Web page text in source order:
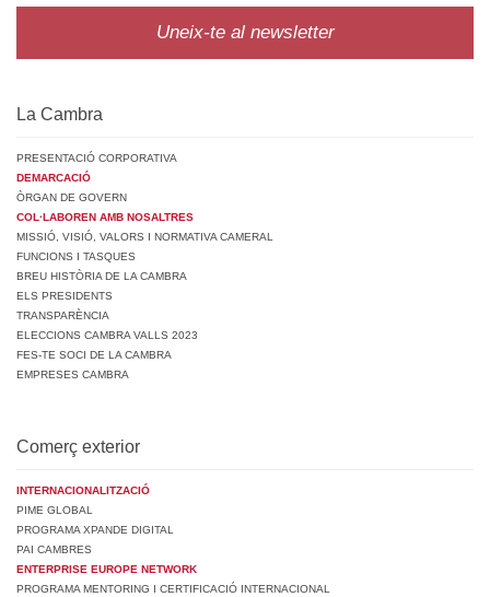
Uneix-te al newsletter
La Cambra
PRESENTACIÓ CORPORATIVA
DEMARCACIÓ
ÒRGAN DE GOVERN
COL·LABOREN AMB NOSALTRES
MISSIÓ, VISIÓ, VALORS I NORMATIVA CAMERAL
FUNCIONS I TASQUES
BREU HISTÒRIA DE LA CAMBRA
ELS PRESIDENTS
TRANSPARÈNCIA
ELECCIONS CAMBRA VALLS 2023
FES-TE SOCI DE LA CAMBRA
EMPRESES CAMBRA
Comerç exterior
INTERNACIONALITZACIÓ
PIME GLOBAL
PROGRAMA XPANDE DIGITAL
PAI CAMBRES
ENTERPRISE EUROPE NETWORK
PROGRAMA MENTORING I CERTIFICACIÓ INTERNACIONAL